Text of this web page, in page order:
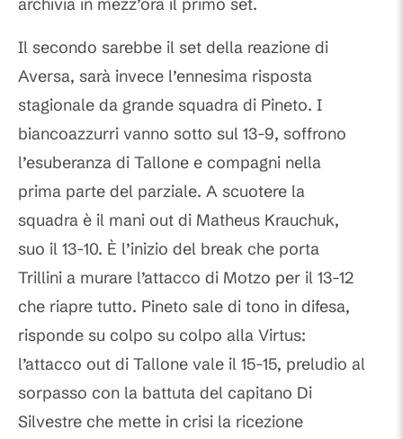
Il secondo sarebbe il set della reazione di
Aversa, sarà invece l’ennesima risposta
stagionale da grande squadra di Pineto. I
biancoazzurri vanno sotto sul 13-9, soffrono
l’esuberanza di Tallone e compagni nella
prima parte del parziale. A scuotere la
squadra è il mani out di Matheus Krauchuk,
suo il 13-10. È l’inizio del break che porta
Trillini a murare l’attacco di Motzo per il 13-12
che riapre tutto. Pineto sale di tono in difesa,
risponde su colpo su colpo alla Virtus:
l’attacco out di Tallone vale il 15-15, preludio al
sorpasso con la battuta del capitano Di
Silvestre che mette in crisi la ricezione